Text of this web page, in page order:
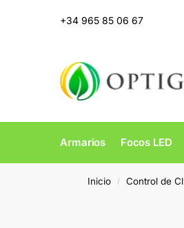
+34 965 85 06 67
Armarios Focos LED
Inicio / Control de